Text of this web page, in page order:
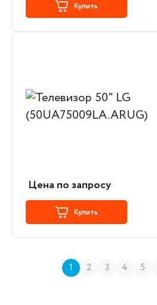
Купить
Цена по запросу
Купить
1 2 3 4 5